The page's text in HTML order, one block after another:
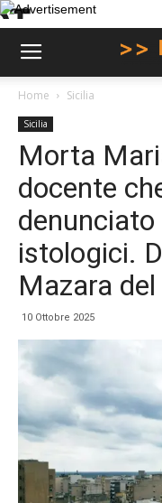
Home Sicilia
Sicilia
Morta
docente
istologici.
Mazara
10 Ottobre 2025